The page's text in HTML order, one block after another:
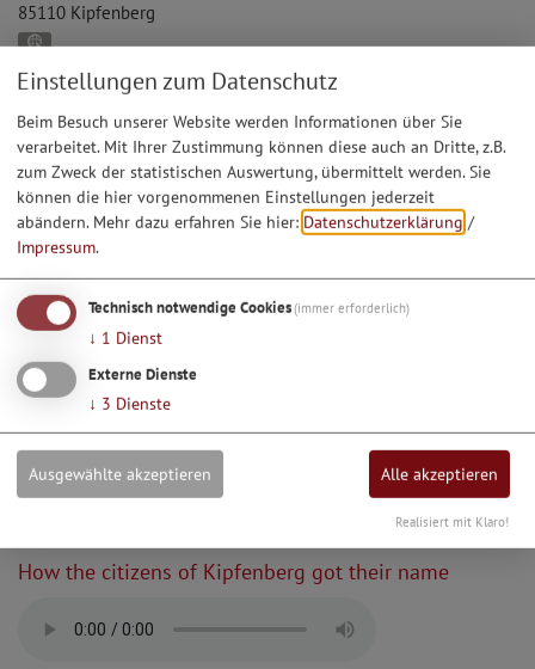
85110 Kipfenberg
GPS:
48°56'57.69''N
11°23'35.57''E
Parkplatz in der Bachgasse/Keltenweg in Kipfenberg
Bachgasse
85110 Kipfenberg
GPS:
48°56'44.31''N 11°23'42.36''E
Parkplatz am Festplatz
Eichstätter Straße 22
85110 Kipfenberg
GPS:
48°56'43.36''N 11°23'9.75''E
Wie die Kipfenberger Bürger zu ihrem Spitznamen
kamen
Klicken Sie zum Anhören
How the citizens of Kipfenberg got their name
Einstellungen zum Datenschutz
Beim Besuch unserer Website werden Informationen über Sie
verarbeitet. Mit Ihrer Zustimmung können diese auch an Dritte, z.B.
zum Zweck der statistischen Auswertung, übermittelt werden. Sie
können die hier vorgenommenen Einstellungen jederzeit
abändern. Mehr dazu erfahren Sie hier: Datenschutzerklärung /
Impressum.
Technisch notwendige Cookies(immer erforderlich)
↓ 1 Dienst
Externe Dienste
↓ 3 Dienste
Ausgewählte akzeptieren Alle akzeptieren
Realisiert mit Klaro!